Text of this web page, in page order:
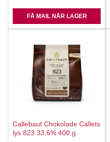
FÅ MAIL NÅR LAGER
Callebaut Chokolade Callets
lys 823 33,6% 400 g